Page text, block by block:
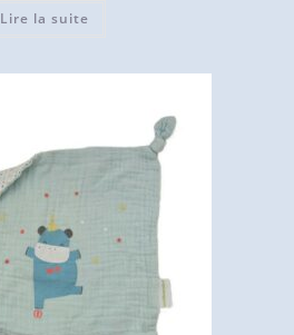
Lire la suite